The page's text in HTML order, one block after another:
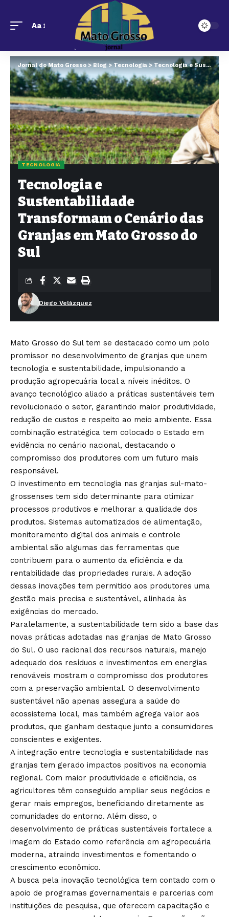
Aa
Jornal do Mato Grosso>Blog>Tecnologia>Tecnologia e Sustentabilidade Transformam o Cenário das Granjas em Mato Grosso do Sul
TECNOLOGIA
Tecnologia e
Sustentabilidade
Transformam o Cenário das
Granjas em Mato Grosso do
Sul
Diego Velázquez
Mato Grosso do Sul tem se destacado como um polo
promissor no desenvolvimento de granjas que unem
tecnologia e sustentabilidade, impulsionando a
produção agropecuária local a níveis inéditos. O
avanço tecnológico aliado a práticas sustentáveis tem
revolucionado o setor, garantindo maior produtividade,
redução de custos e respeito ao meio ambiente. Essa
combinação estratégica tem colocado o Estado em
evidência no cenário nacional, destacando o
compromisso dos produtores com um futuro mais
responsável.
O investimento em tecnologia nas granjas sul-mato-
grossenses tem sido determinante para otimizar
processos produtivos e melhorar a qualidade dos
produtos. Sistemas automatizados de alimentação,
monitoramento digital dos animais e controle
ambiental são algumas das ferramentas que
contribuem para o aumento da eficiência e da
rentabilidade das propriedades rurais. A adoção
dessas inovações tem permitido aos produtores uma
gestão mais precisa e sustentável, alinhada às
exigências do mercado.
Paralelamente, a sustentabilidade tem sido a base das
novas práticas adotadas nas granjas de Mato Grosso
do Sul. O uso racional dos recursos naturais, manejo
adequado dos resíduos e investimentos em energias
renováveis mostram o compromisso dos produtores
com a preservação ambiental. O desenvolvimento
sustentável não apenas assegura a saúde do
ecossistema local, mas também agrega valor aos
produtos, que ganham destaque junto a consumidores
conscientes e exigentes.
A integração entre tecnologia e sustentabilidade nas
granjas tem gerado impactos positivos na economia
regional. Com maior produtividade e eficiência, os
agricultores têm conseguido ampliar seus negócios e
gerar mais empregos, beneficiando diretamente as
comunidades do entorno. Além disso, o
desenvolvimento de práticas sustentáveis fortalece a
imagem do Estado como referência em agropecuária
moderna, atraindo investimentos e fomentando o
crescimento econômico.
A busca pela inovação tecnológica tem contado com o
apoio de programas governamentais e parcerias com
instituições de pesquisa, que oferecem capacitação e